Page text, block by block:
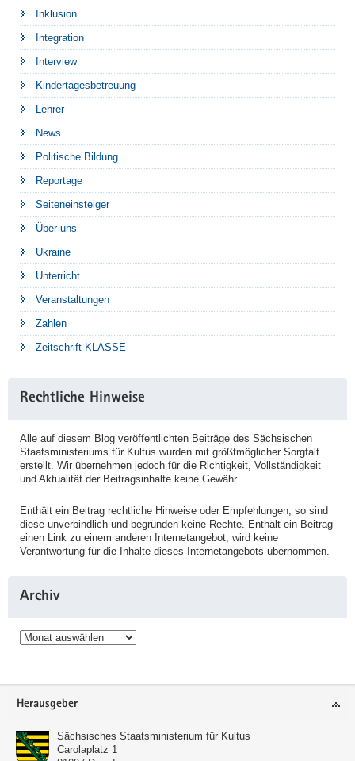
Inklusion
Integration
Interview
Kindertagesbetreuung
Lehrer
News
Politische Bildung
Reportage
Seiteneinsteiger
Über uns
Ukraine
Unterricht
Veranstaltungen
Zahlen
Zeitschrift KLASSE
Rechtliche Hinweise
Alle auf diesem Blog veröffentlichten Beiträge des Sächsischen
Staatsministeriums für Kultus wurden mit größtmöglicher Sorgfalt
erstellt. Wir übernehmen jedoch für die Richtigkeit, Vollständigkeit
und Aktualität der Beitragsinhalte keine Gewähr.
Enthält ein Beitrag rechtliche Hinweise oder Empfehlungen, so sind
diese unverbindlich und begründen keine Rechte. Enthält ein Beitrag
einen Link zu einem anderen Internetangebot, wird keine
Verantwortung für die Inhalte dieses Internetangebots übernommen.
Archiv
Archiv
Service
Herausgeber
Sächsisches Staatsministerium für Kultus
Carolaplatz 1